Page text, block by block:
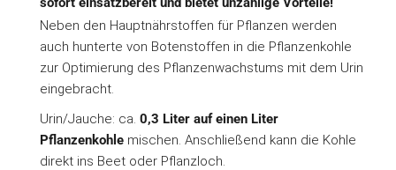
Neben den Hauptnährstoffen für Pflanzen werden
auch hunterte von Botenstoffen in die Pflanzenkohle
zur Optimierung des Pflanzenwachstums mit dem Urin
eingebracht.
Urin/Jauche: ca. 0,3 Liter auf einen Liter
Pflanzenkohle mischen. Anschließend kann die Kohle
direkt ins Beet oder Pflanzloch.